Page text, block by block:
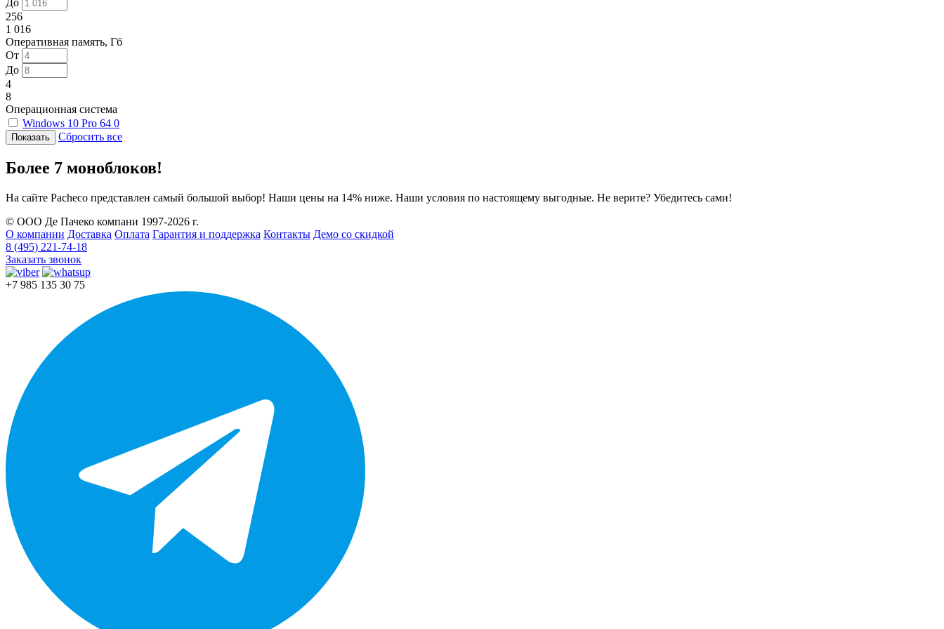
256
1 016
Оперативная память, Гб
От
До
4
8
Операционная система
Windows 10 Pro 64 0
Сбросить все
Более 7 моноблоков!
На сайте Pacheco представлен самый большой выбор! Наши цены на 14% ниже. Наши условия по настоящему выгодные. Не верите? Убедитесь сами!
© ООО Де Пачеко компани 1997-2026 г.
О компании Доставка Оплата Гарантия и поддержка Контакты Демо со скидкой
8 (495) 221-74-18
Заказать звонок
+7 985 135 30 75